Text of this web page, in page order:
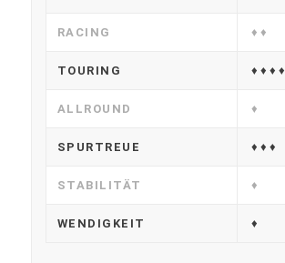
RACING ♦ ♦
TOURING ♦ ♦ ♦ ♦
ALLROUND ♦
SPURTREUE ♦ ♦ ♦
STABILITÄT ♦
WENDIGKEIT ♦